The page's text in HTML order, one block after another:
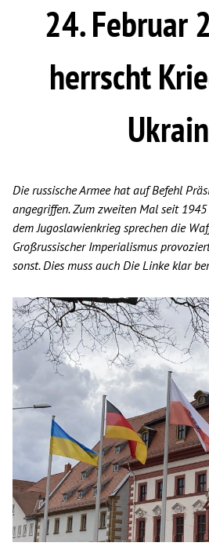
24. Februar
herrscht
Die russische Armee hat auf Befehl
angegriffen. Zum zweiten Mal seit
dem Jugoslawienkrieg sprechen die
Großrussischer Imperialismus
sonst. Dies muss auch Die Linke klar